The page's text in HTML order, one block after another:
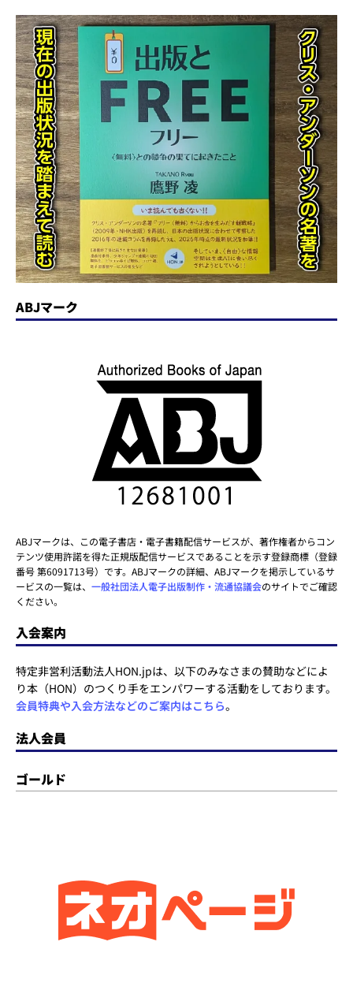
ABJマーク
ABJマークは、この電子書店・電子書籍配信サービスが、著作権者からコン
テンツ使用許諾を得た正規版配信サービスであることを示す登録商標（登録
番号 第6091713号）です。ABJマークの詳細、ABJマークを掲示しているサ
ービスの一覧は、 一般社団法人電子出版制作・流通協議会のサイトでご確認
ください。
入会案内
特定非営利活動法人HON.jpは、以下のみなさまの賛助などによ
り本（HON）のつくり手をエンパワーする活動をしております。
会員特典や入会方法などのご案内はこちら。
法人会員
ゴールド